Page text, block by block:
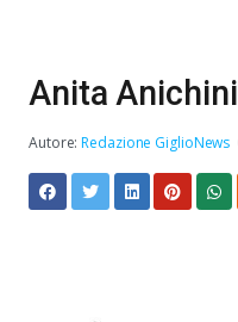
Anita Anichini
Autore:Redazione GiglioNews